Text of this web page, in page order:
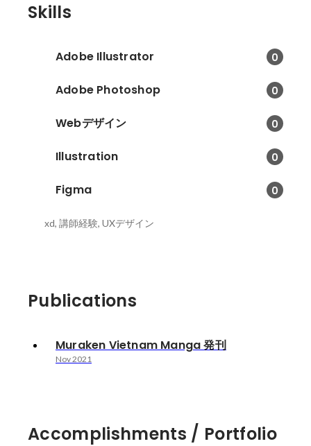
Skills
Adobe Illustrator 0
Adobe Photoshop 0
Webデザイン 0
Illustration 0
Figma 0
xd, 講師経験, UXデザイン
Publications
Muraken Vietnam Manga 発刊
Nov 2021
Accomplishments / Portfolio